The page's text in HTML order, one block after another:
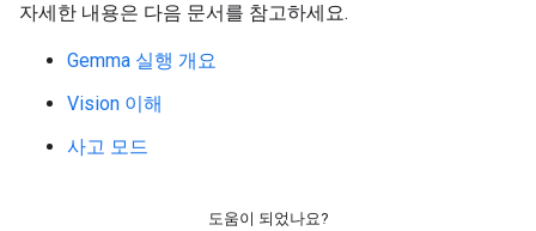
자세한 내용은 다음 문서를 참고하세요.
Gemma 실행 개요
Vision 이해
사고 모드
도움이 되었나요?